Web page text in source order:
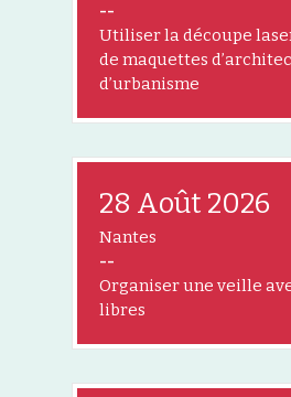
--
Utiliser la découpe
de maquettes
d’urbanisme
28 Août 2026
Nantes
--
Organiser une veille
libres